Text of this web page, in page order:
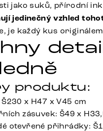
jako suků, přírodní
jedinečný vzhled
je každý kus
produktu:
x H47 x V45 cm
zásuvek: Š49 x
otevřené přihrádky: